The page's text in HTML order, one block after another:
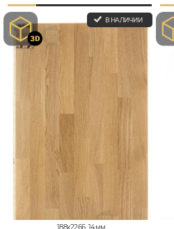
В НАЛИЧИИ